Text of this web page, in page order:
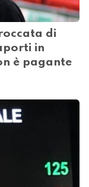
di
in
è pagante